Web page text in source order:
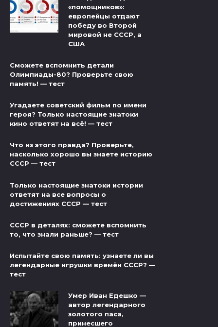
«помощников»:
европейцы отдают
победу во Второй
мировой не СССР, а
США
Сможете вспомнить детали
Олимпиады-80? Проверьте свою
память! — тест
Угадаете советский фильм по имени
героя? Только настоящие знатоки
кино ответят на всё! — тест
Что из этого правда? Проверьте,
насколько хорошо вы знаете историю
СССР — тест
Только настоящие знатоки истории
ответят на все вопросы о
достижениях СССР — тест
СССР в деталях: сможете вспомнить
то, что знали раньше? — тест
Испытайте свою память: узнаете ли вы
легендарные игрушки времён СССР? —
тест
Умер Иван Едешко —
автор легендарного
золотого паса,
принесшего